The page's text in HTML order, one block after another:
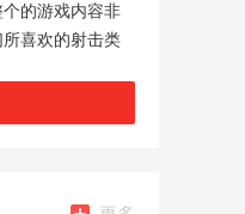
的游戏内容非
喜欢的射击类